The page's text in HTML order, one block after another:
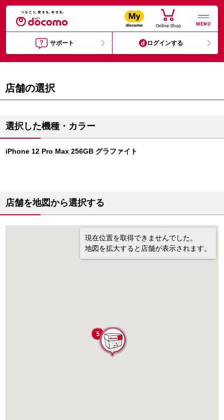
MENU
サポート ログインする
店舗の選択
選択した機種・カラー
iPhone 12 Pro Max 256GB グラファイト
店舗を地図から選択する
現在位置を取得できませんでした。
地図を拡大すると店舗が表示されます。